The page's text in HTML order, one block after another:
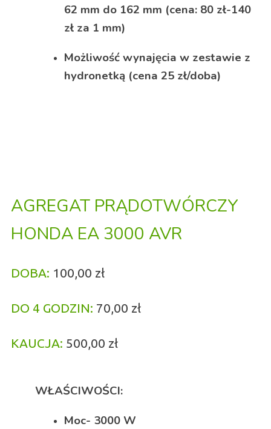
62 mm do 162 mm (cena: 80 zł-140
zł za 1 mm)
Możliwość wynajęcia w zestawie z
hydronetką (cena 25 zł/doba)
AGREGAT PRĄDOTWÓRCZY
HONDA EA 3000 AVR
DOBA: 100,00 zł
DO 4 GODZIN: 70,00 zł
KAUCJA: 500,00 zł
WŁAŚCIWOŚCI:
Moc- 3000 W